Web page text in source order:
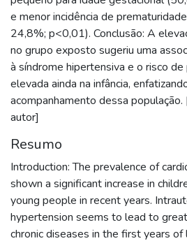
e menor incidência de
24,8%; p<0,01). Conclusão: A
no grupo exposto sugeriu uma
à síndrome hipertensiva e o risco
elevada ainda na infância,
acompanhamento dessa
autor]
Resumo
Introduction: The prevalence of
shown a significant increase in
young people in recent years.
hypertension seems to lead to
chronic diseases in the first years of